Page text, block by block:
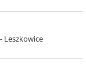
Leszkowice